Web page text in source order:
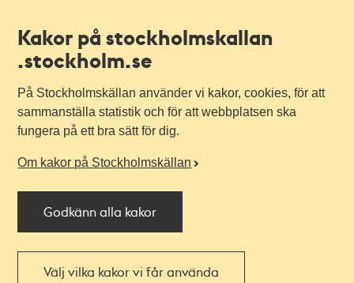
Kakor på stockholmskallan
.stockholm.se
På Stockholmskällan använder vi kakor, cookies, för att
sammanställa statistik och för att webbplatsen ska
fungera på ett bra sätt för dig.
Om kakor på Stockholmskällan
Godkänn alla kakor
Välj vilka kakor vi får använda